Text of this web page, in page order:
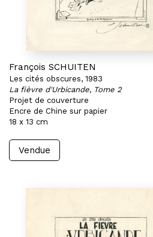
François SCHUITEN
Les cités obscures, 1983
La fièvre d'Urbicande, Tome 2
Projet de couverture
Encre de Chine sur papier
18 x 13 cm
Vendue